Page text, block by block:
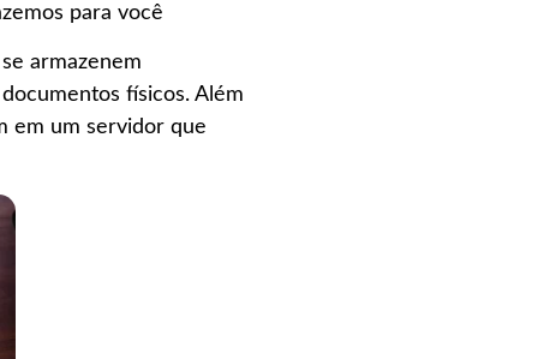
para você
armazenem
físicos. Além
em um servidor que